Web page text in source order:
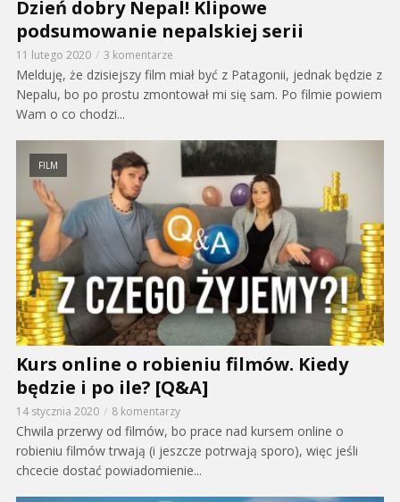
Dzień dobry Nepal! Klipowe
podsumowanie nepalskiej serii
11 lutego 2020 3 komentarze
Melduję, że dzisiejszy film miał być z Patagonii, jednak będzie z
Nepalu, bo po prostu zmontował mi się sam. Po filmie powiem
Wam o co chodzi...
FILM
Kurs online o robieniu filmów. Kiedy
będzie i po ile? [Q&A]
14 stycznia 2020 8 komentarzy
Chwila przerwy od filmów, bo prace nad kursem online o
robieniu filmów trwają (i jeszcze potrwają sporo), więc jeśli
chcecie dostać powiadomienie...